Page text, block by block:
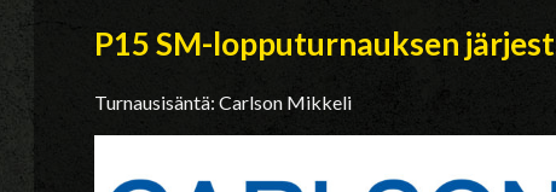
P15 SM-lopputurnauksen
Turnausisäntä: Carlson Mikkeli